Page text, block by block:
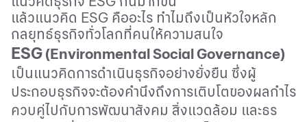
แล้วแนวคิด ESG คืออะไร ทำไมถึงเป็นหัวใจหลัก
กลยุทธ์ธุรกิจทั่วโลกที่คนให้ความสนใจ
ESG (Environmental Social Governance)
เป็นแนวคิดการดำเนินธุรกิจอย่างยั่งยืน ซึ่งผู้
ประกอบธุรกิจจะต้องคำนึงถึงการเติบโตของผลกำไร
ควบคู่ไปกับการพัฒนาสังคม สิ่งแวดล้อม และธร